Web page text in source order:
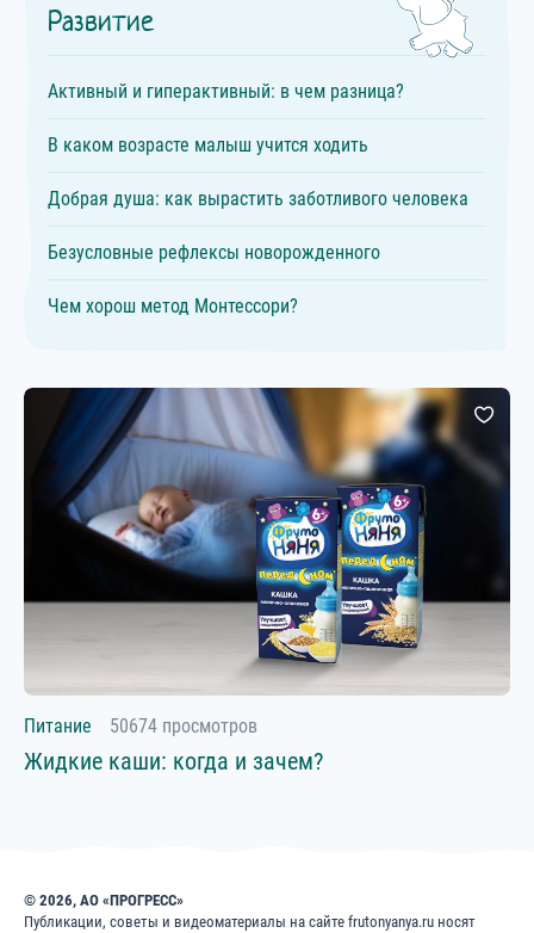
Развитие
Активный и гиперактивный: в чем разница?
В каком возрасте малыш учится ходить
Добрая душа: как вырастить заботливого человека
Безусловные рефлексы новорожденного
Чем хорош метод Монтессори?
Питание 50674 просмотров
Жидкие каши: когда и зачем?
© 2026, АО «ПРОГРЕСС»
Публикации, советы и видеоматериалы на сайте frutonyanya.ru носят